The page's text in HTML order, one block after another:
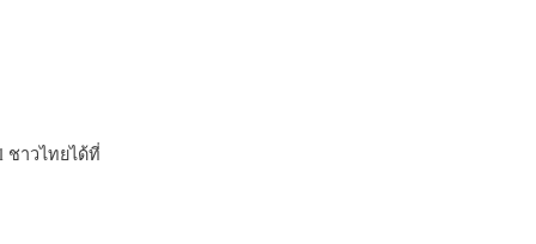
ชาวไทยได้ที่